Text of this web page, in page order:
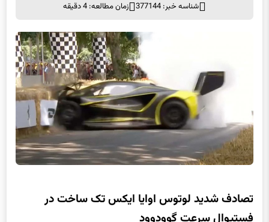
شناسه خبر: 377144
زمان مطالعه: 4 دقیقه
تصادف شدید لوتوس اوایا ایکس تک ساخت در